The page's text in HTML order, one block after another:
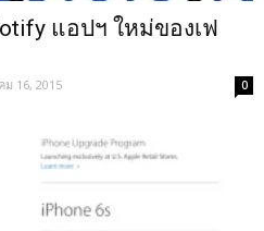
แอปฯ ใหม่ของเฟ
ม 16, 2015 0